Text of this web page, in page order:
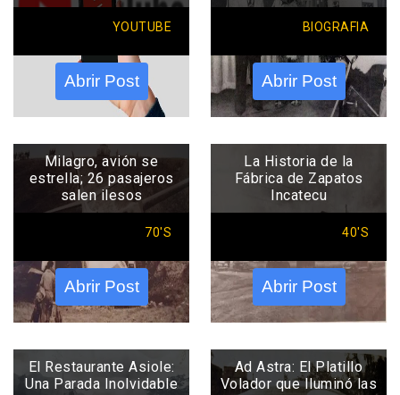
YOUTUBE
Abrir Post
BIOGRAFIA
Abrir Post
Milagro, avión se
estrella; 26 pasajeros
salen ilesos
70'S
Abrir Post
La Historia de la
Fábrica de Zapatos
Incatecu
40'S
Abrir Post
El Restaurante Asiole:
Una Parada Inolvidable
Ad Astra: El Platillo
Volador que Iluminó las